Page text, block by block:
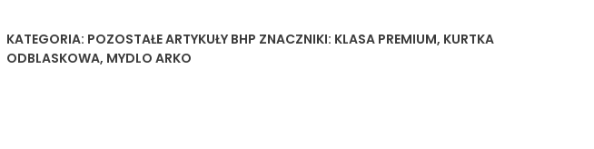
KATEGORIA: POZOSTAŁE ARTYKUŁY BHP ZNACZNIKI: KLASA PREMIUM, KURTKA
ODBLASKOWA, MYDLO ARKO